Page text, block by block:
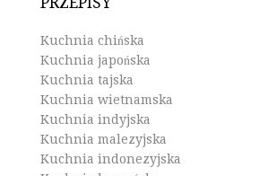
Kuchnia chińska
Kuchnia japońska
Kuchnia tajska
Kuchnia wietnamska
Kuchnia indyjska
Kuchnia malezyjska
Kuchnia indonezyjska